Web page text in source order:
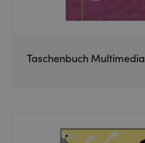
Taschenbuch Multimedia